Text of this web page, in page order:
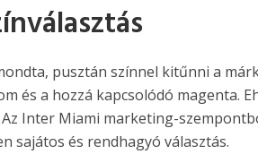
pusztán színnel kitűnni a
és a hozzá kapcsolódó magenta.
Inter Miami marketing-
sajátos és rendhagyó választás.